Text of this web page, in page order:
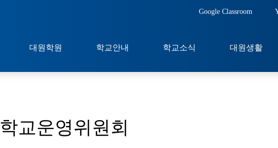
Google Classroom
대원학원 학교안내 학교소식 대원생활
학교운영위원회